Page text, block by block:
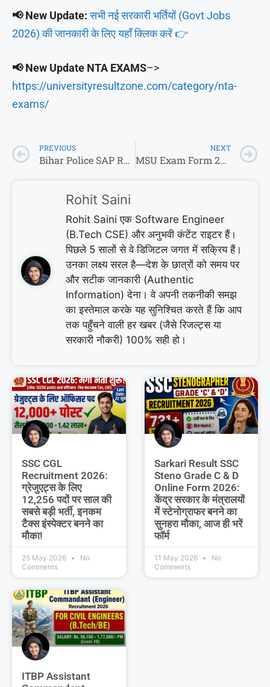
📢 New Update:सभी नई सरकारी भर्तियों (Govt Jobs
2026) की जानकारी के लिए यहाँ क्लिक करें 👉
📢 New Update NTA EXAMS–>
https://universityresultzone.com/category/nta-
exams/
PREVIOUS
Bihar Police SAP Recruitment 2026: 17,000 पदों पर बंपर बहाली, MNS और Ex-Servicemen के लिए ‘डबल खुशखबरी’
NEXT
MSU Exam Form 2026: ABC ID के बिना नहीं भर पाएंगे परीक्षा फॉर्म, 15 फरवरी लास्ट डेट! साथ ही UP Board पर बड़ा फैसला
Rohit Saini
Rohit Saini एक Software Engineer
(B.Tech CSE) और अनुभवी कंटेंट राइटर हैं।
पिछले 5 सालों से वे डिजिटल जगत में सक्रिय हैं।
उनका लक्ष्य सरल है—देश के छात्रों को समय पर
और सटीक जानकारी (Authentic
Information) देना। वे अपनी तकनीकी समझ
का इस्तेमाल करके यह सुनिश्चित करते हैं कि आप
तक पहुँचने वाली हर खबर (जैसे रिजल्ट्स या
सरकारी नौकरी) 100% सही हो।
SSC CGL
Recruitment 2026:
ग्रेजुएट्स के लिए
12,256 पदों पर साल की
सबसे बड़ी भर्ती, इनकम
टैक्स इंस्पेक्टर बनने का
मौका!
25 May 2026
No
Comments
Sarkari Result SSC
Steno Grade C & D
Online Form 2026:
केंद्र सरकार के मंत्रालयों
में स्टेनोग्राफर बनने का
सुनहरा मौका, आज ही भरें
फॉर्म
11 May 2026
No
Comments
ITBP Assistant